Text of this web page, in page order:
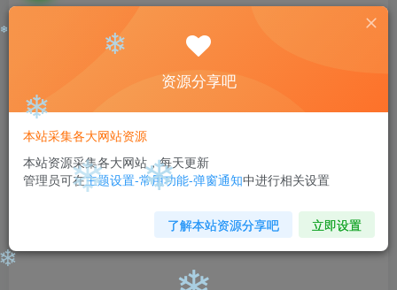
此内容为付费阅读，请付费后查看
9.9
黄金会员免费
您当前未登录！建议登陆后购买，可保存购买订单
资源分享吧
本站采集各大网站资源
本站资源采集各大网站，每天更新
管理员可在主题设置-常用功能-弹窗通知中进行相关设置
了解本站资源分享吧 立即设置
❄
❄